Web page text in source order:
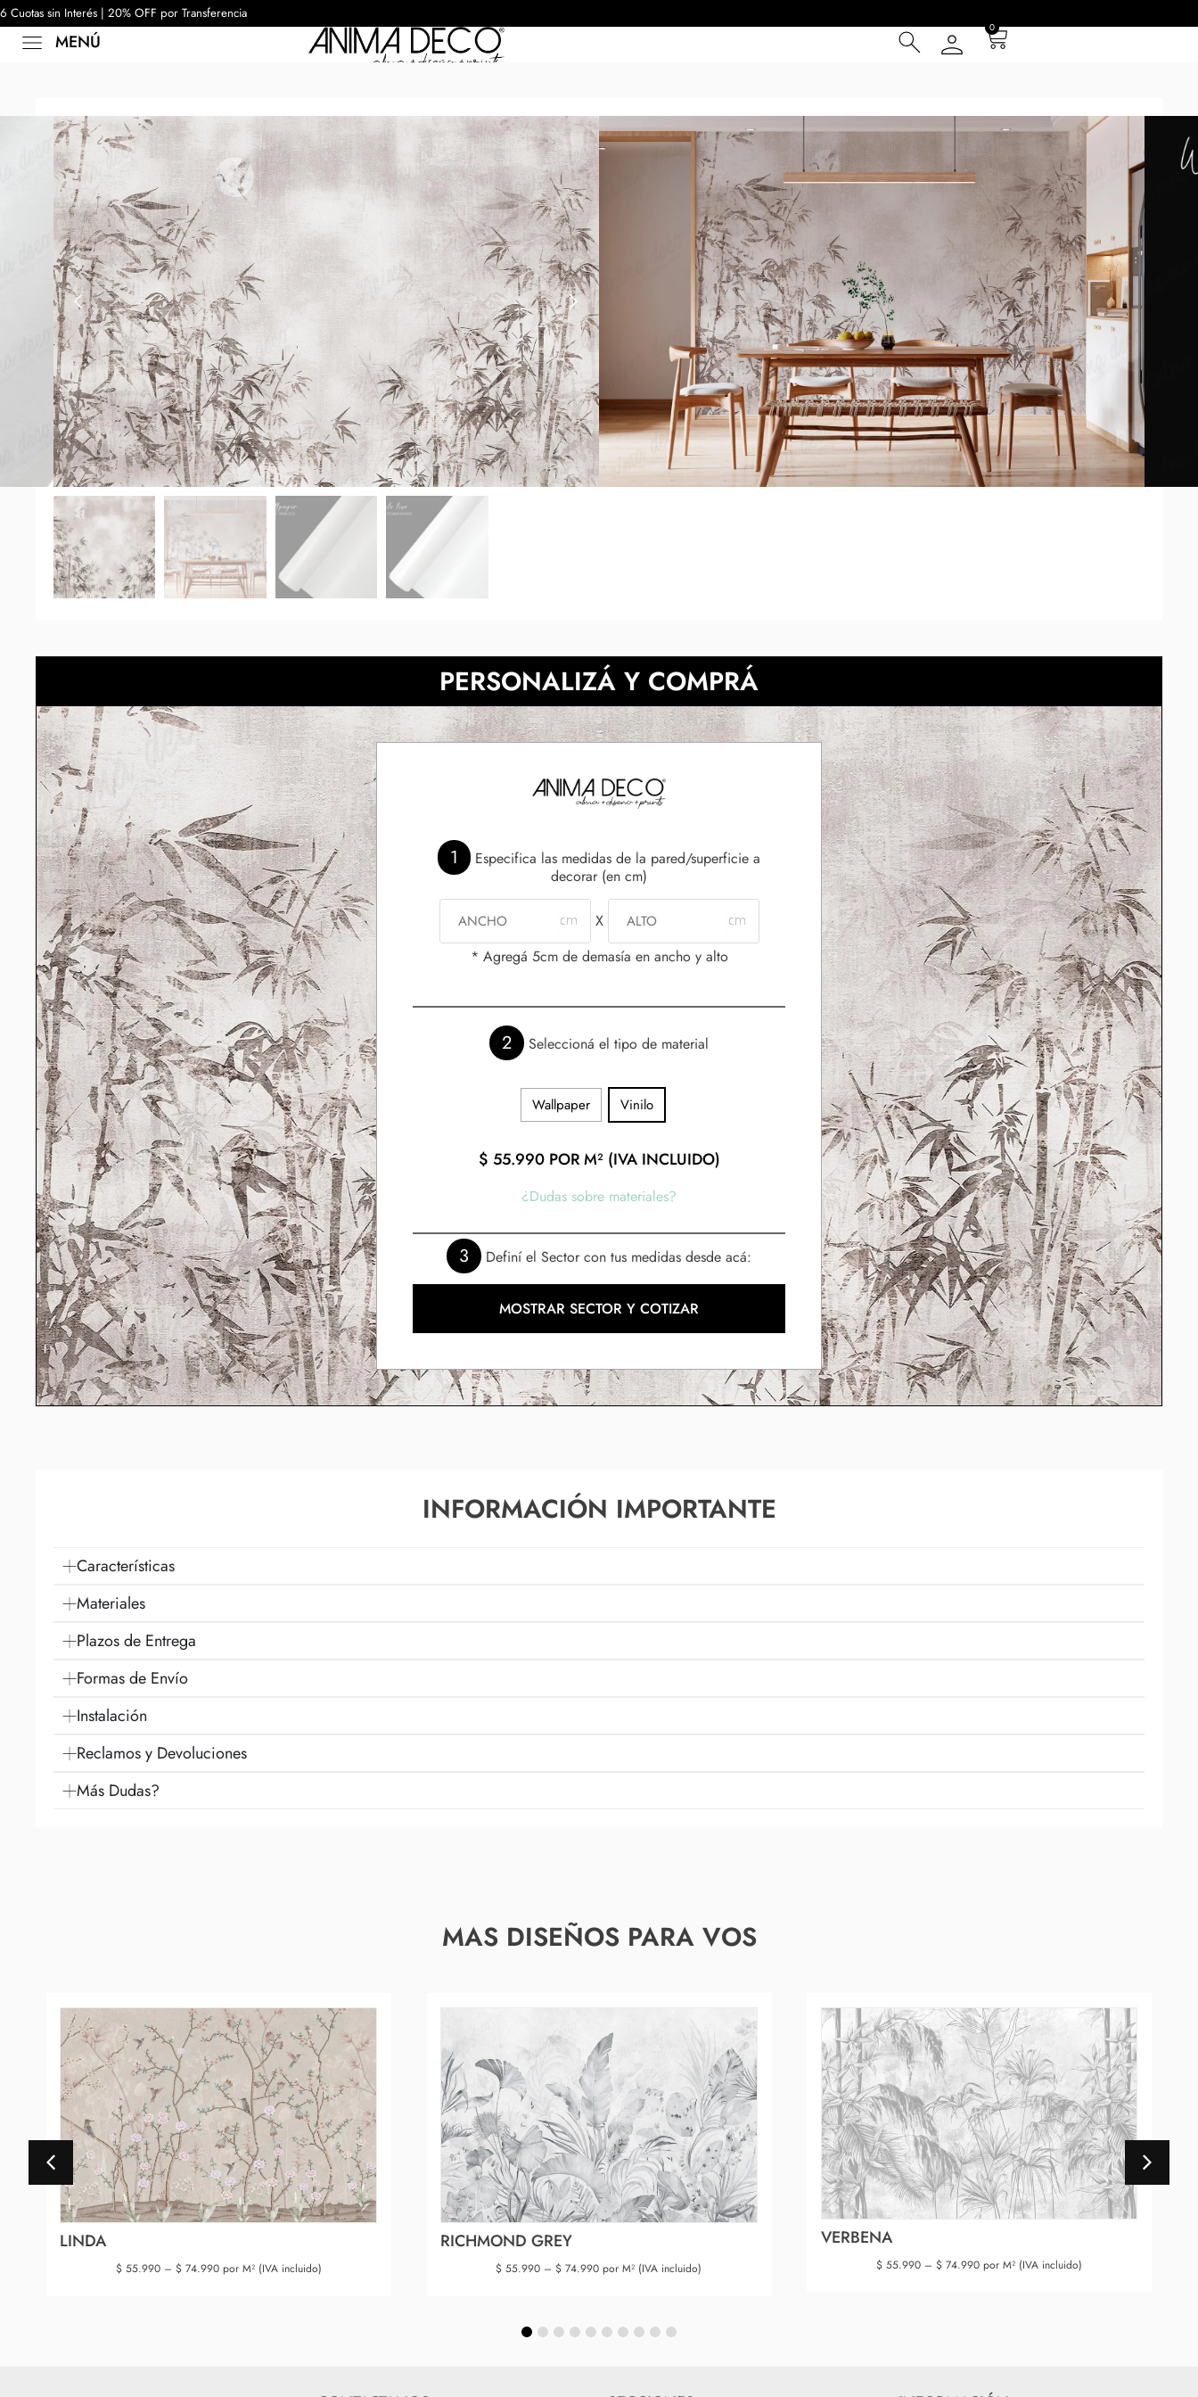
6 Cuotas sin Interés | 20% OFF por Transferencia
MENÚ
0
/ Xunco
74.990POR M² (IVA INCLUIDO)
6 Cuotas sin Interés con Tarjeta de Crédito
20% OFF por Transferencia
15 días hábiles Plazo de Entrega **
Incluye instrucciones de instalación
Presupuesta tu pared con el cotizador y obtené una muestra* a escala real según tus
dimensiones. IMPORTANTE:Si tu pared excede los 4.50m de ancho o 3m de alto no será
posible adaptar este diseño. *Los tonos de la muestra pueden diferir según la calibración
de cada pantalla. También podes probarlo en tu propio espacio con el simulador.
NECESITAS MÀS INFORMACIÓN?
PERSONALIZÁ Y COMPRÁ
1
Especifica las medidas de la pared/superficie a
decorar (en cm)
X
* Agregá 5cm de demasía en ancho y alto
2 Seleccioná el tipo de material
Wallpaper Vinilo
$ 55.990POR M² (IVA INCLUIDO)
¿Dudas sobre materiales?
3 Definí el Sector con tus medidas desde acá:
MOSTRAR SECTOR Y COTIZAR
INFORMACIÓN IMPORTANTE
Características
Materiales
Plazos de Entrega
Formas de Envío
Instalación
Reclamos y Devoluciones
Más Dudas?
MAS DISEÑOS PARA VOS
LINDA
$55.990 – $74.990por M² (IVA incluido)
RICHMOND GREY
$ 55.990 – $ 74.990 por M² (IVA incluido)
VERBENA
$ 55.990 – $ 74.990 por M² (IVA incluido)